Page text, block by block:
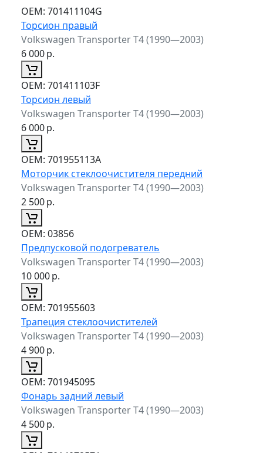
ОЕМ: 701411104G
Торсион правый
Volkswagen Transporter T4 (1990—2003)
6 000р.
ОЕМ: 701411103F
Торсион левый
Volkswagen Transporter T4 (1990—2003)
6 000р.
ОЕМ: 701955113A
Моторчик стеклоочистителя передний
Volkswagen Transporter T4 (1990—2003)
2 500р.
ОЕМ: 03856
Предпусковой подогреватель
Volkswagen Transporter T4 (1990—2003)
10 000р.
ОЕМ: 701955603
Трапеция стеклоочистителей
Volkswagen Transporter T4 (1990—2003)
4 900р.
ОЕМ: 701945095
Фонарь задний левый
Volkswagen Transporter T4 (1990—2003)
4 500р.